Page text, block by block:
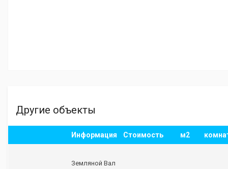
Другие объекты
Информация Стоимость м2
Земляной Вал